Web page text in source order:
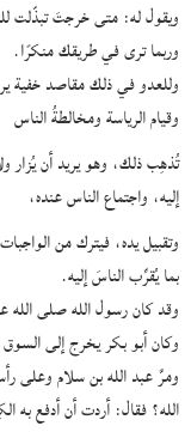
ويقول له: متى خرجتَ تبذّلت
وربما ترى في طريقك منكرًا.
وللعدو في ذلك مقاصد خفية
وقيام الرياسة ومخالطةُ الناس
تُذهِب ذلك، وهو يريد أن يُزار
إليه، واجتماع الناس عنده،
وتقبيل يده، فيترك من
بما يُقرِّب الناسَ إليه.
وقد كان رسول الله صلى الله
وكان أبو بكر يخرج إلى
ومرَّ عبد الله بن سلام وعلى
الله؟ فقال: أردت أن أدفع به